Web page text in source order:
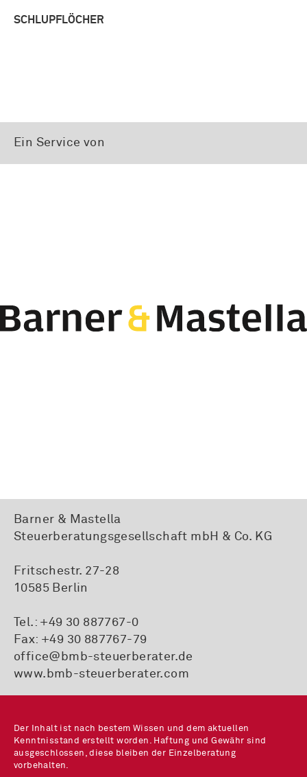
SCHLUPFLÖCHER
Ein Service von
Barner & Mastella
Steuerberatungsgesellschaft mbH & Co. KG
Fritschestr. 27-28
10585 Berlin
Tel.: +49 30 887767-0
Fax: +49 30 887767-79
office@bmb-steuerberater.de
www.bmb-steuerberater.com
Der Inhalt ist nach bestem Wissen und dem aktuellen
Kenntnisstand erstellt worden. Haftung und Gewähr sind
ausgeschlossen, diese bleiben der Einzelberatung
vorbehalten.